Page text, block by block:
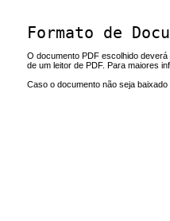
Formato de
O documento PDF escolhido
de um leitor de PDF. Para maiores
Caso o documento não seja baixado